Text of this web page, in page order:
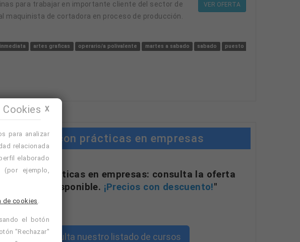
maquinista de cortadora en proceso de producción.
VER OFERTA
artes graficas operario/a polivalente martes a sabado sabado puesto estable
Cursos con prácticas en empresas
con prácticas en empresas: consulta la oferta
formativa disponible. ¡Precios con descuento!"
Consulta nuestro listado de cursos
X
para analizar
relacionada
elaborado
ejemplo,
de cookies .
el botón
"Rechazar"